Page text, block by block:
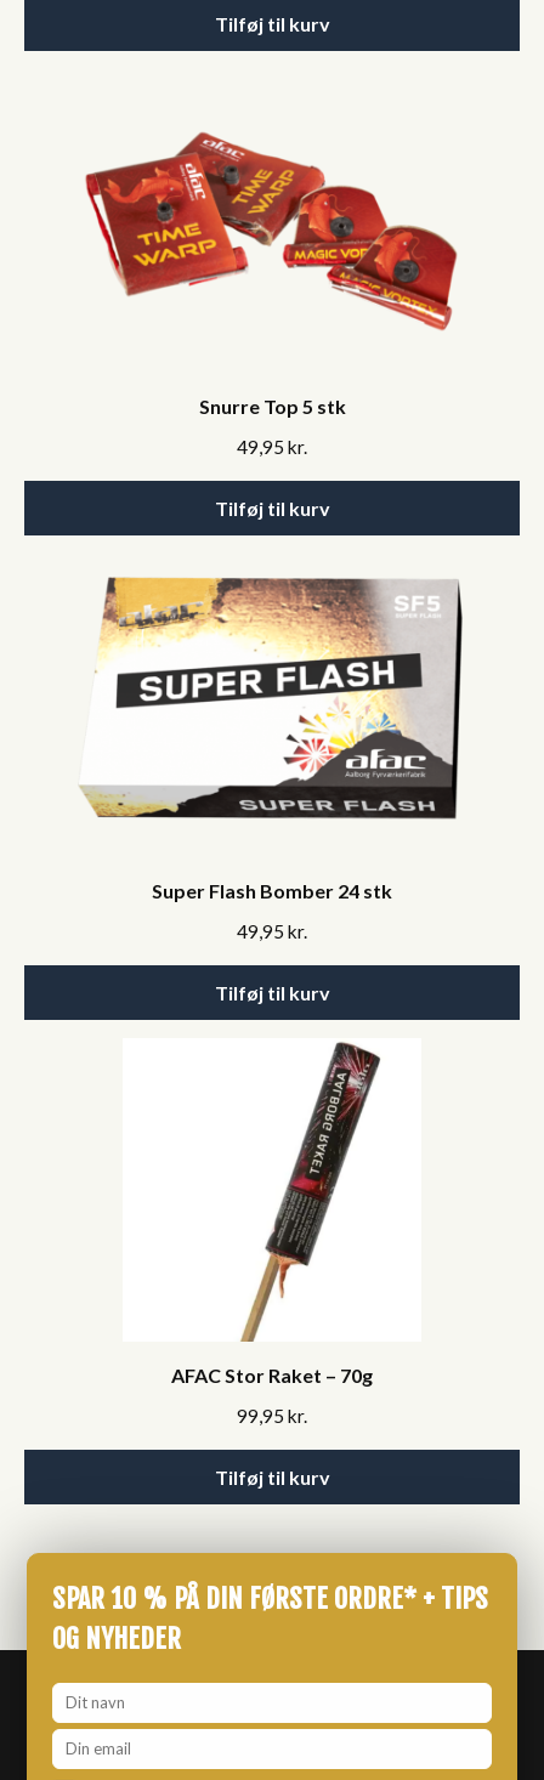
Tilføj til kurv
Snurre Top 5 stk
49,95 kr.
Tilføj til kurv
Super Flash Bomber 24 stk
49,95 kr.
Tilføj til kurv
AFAC Stor Raket – 70g
99,95 kr.
Tilføj til kurv
SPAR 10 % PÅ DIN FØRSTE ORDRE* + TIPS
OG NYHEDER